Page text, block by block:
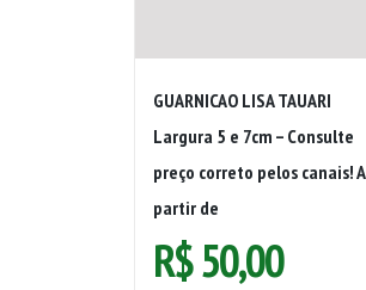
GUARNICAO LISA TAUARI
Largura 5 e 7cm – Consulte
preço correto pelos canais! A
partir de
R$50,00